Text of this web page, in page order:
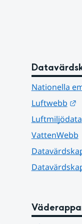
Nationella
Luftwebb
Luftmiljödata
VattenWebb